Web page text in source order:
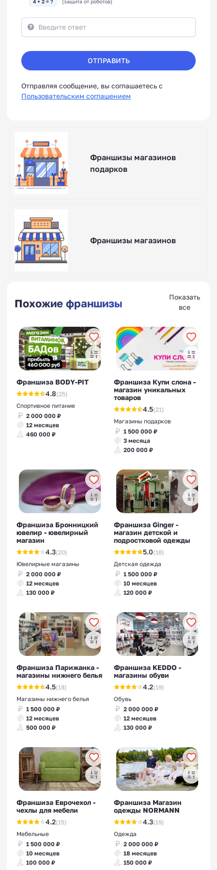
4 + 2 = ? (защита от роботов)
ОТПРАВИТЬ
Отправляя сообщение, вы соглашаетесь с
Пользовательским соглашением
Франшизы магазинов
подарков
Франшизы магазинов
Похожие франшизы
Показать
все
Франшиза BODY-PIT
4.8(25)
Спортивное питание
2 000 000 ₽
12 месяцев
460 000 ₽
Франшиза Купи слона -
магазин уникальных
товаров
4.5(21)
Магазины подарков
1 500 000 ₽
3 месяца
200 000 ₽
Франшиза Бронницкий
ювелир - ювелирный
магазин
4.3(20)
Ювелирные магазины
2 000 000 ₽
12 месяцев
130 000 ₽
Франшиза Ginger -
магазин детской и
подростковой одежды
5.0(18)
Детская одежда
1 500 000 ₽
10 месяцев
120 000 ₽
Франшиза Парижанка -
магазины нижнего белья
4.5(18)
Магазины нижнего белья
1 500 000 ₽
12 месяцев
500 000 ₽
Франшиза KEDDO -
магазины обуви
4.2(19)
Обувь
2 000 000 ₽
12 месяцев
130 000 ₽
Франшиза Еврочехол -
чехлы для мебели
4.2(15)
Мебельные
1 500 000 ₽
10 месяцев
100 000 ₽
Франшиза Магазин
одежды NORMANN
4.3(19)
Одежда
2 000 000 ₽
18 месяцев
150 000 ₽